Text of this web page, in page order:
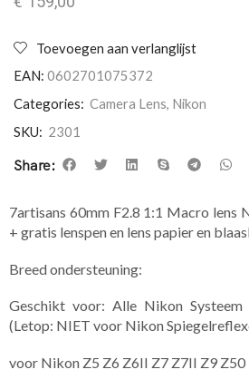
Toevoegen aan verlanglijst
EAN: 0602701075372
Categories: Camera Lens, Nikon
SKU: 2301
Share:
7artisans 60mm F2.8 1:1 Macro lens
+ gratis lenspen en lens papier en
Breed ondersteuning:
Geschikt voor: Alle Nikon
(Letop: NIET voor Nikon
voor Nikon Z5 Z6 Z6II Z7 Z7II Z9 Z50